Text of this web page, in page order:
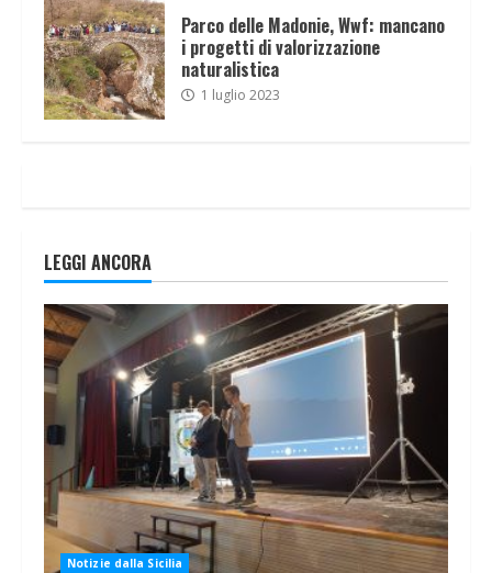
Parco delle Madonie, Wwf: mancano
i progetti di valorizzazione
naturalistica
1 luglio 2023
LEGGI ANCORA
Notizie dalla Sicilia